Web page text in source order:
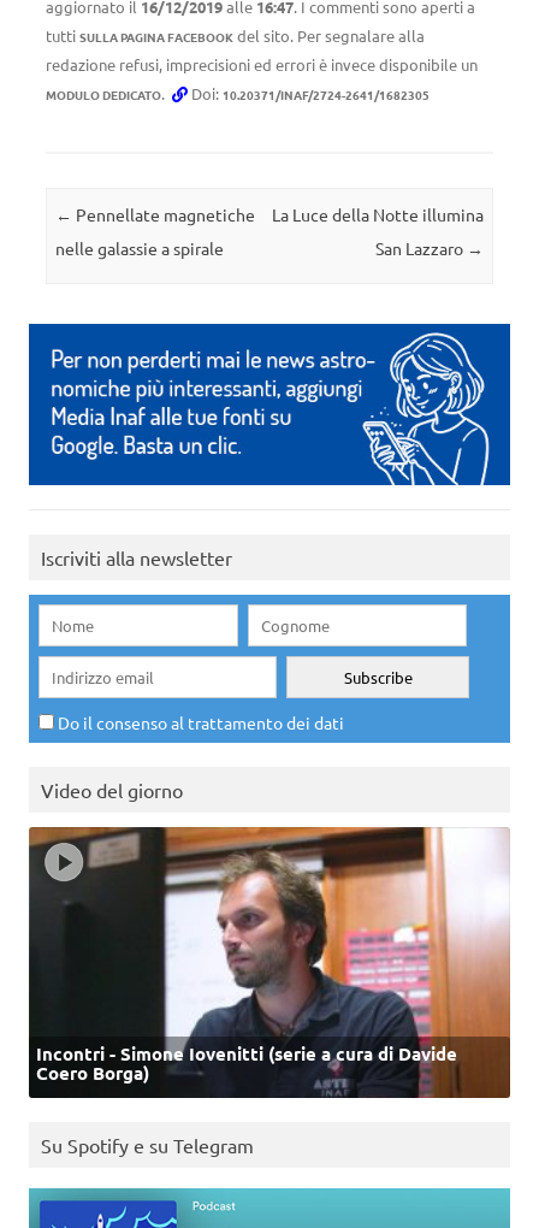
aggiornato il 16/12/2019alle 16:47. I commenti sono aperti a
tutti SULLA PAGINA FACEBOOK del sito. Per segnalare alla
redazione refusi, imprecisioni ed errori è invece disponibile un
MODULO DEDICATO. Doi: 10.20371/INAF/2724-2641/1682305
Navigazione articolo
← Pennellate magnetiche
nelle galassie a spirale
La Luce della Notte illumina
San Lazzaro →
Iscriviti alla newsletter
Do il consenso al trattamento dei dati
Video del giorno
Incontri - Simone Iovenitti (serie a cura di Davide
Coero Borga)
Su Spotify e su Telegram